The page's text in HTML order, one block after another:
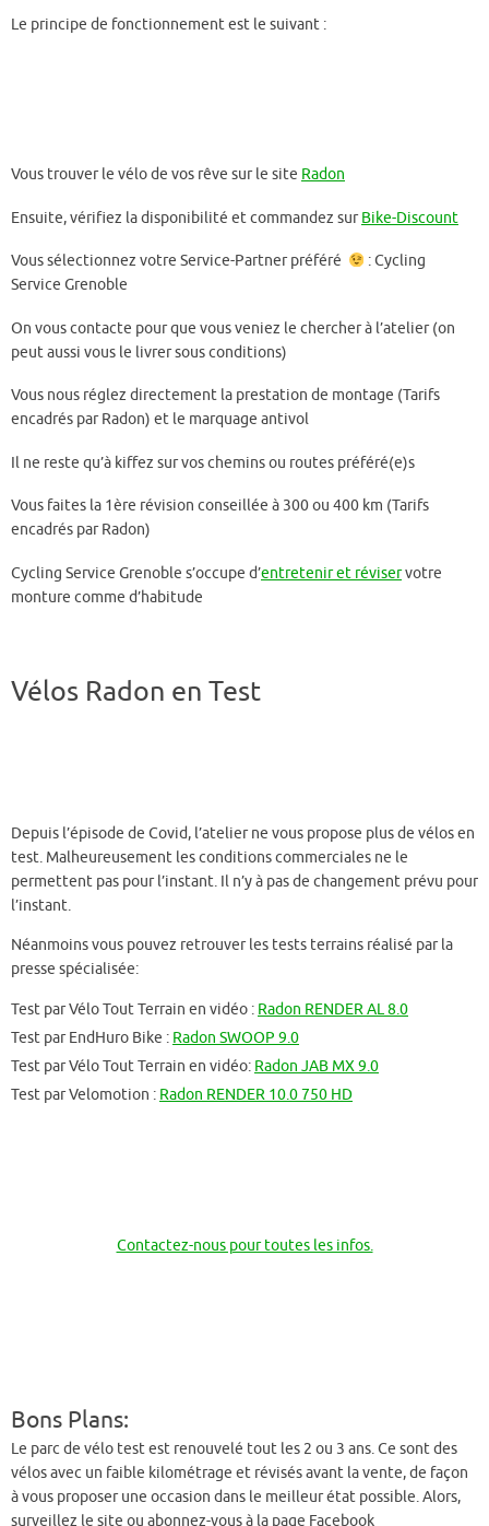
Le principe de fonctionnement est le suivant :
Vous trouver le vélo de vos rêve sur le site Radon
Ensuite, vérifiez la disponibilité et commandez surBike-Discount
Vous sélectionnez votre Service-Partner préféré
: Cycling
Service Grenoble
On vous contacte pour que vous veniez le chercher à l’atelier (on
peut aussi vous le livrer sous conditions)
Vous nous réglez directement la prestation de montage (Tarifs
encadrés par Radon) et le marquage antivol
Il ne reste qu’à kiffez sur vos chemins ou routes préféré(e)s
Vous faites la 1ère révision conseillée à 300 ou 400 km (Tarifs
encadrés par Radon)
Cycling Service Grenoble s’occupe d’entretenir et réviservotre
monture comme d’habitude
Vélos Radon en Test
Depuis l’épisode de Covid, l’atelier ne vous propose plus de vélos en
test. Malheureusement les conditions commerciales ne le
permettent pas pour l’instant. Il n’y à pas de changement prévu pour
l’instant.
Néanmoins vous pouvez retrouver les tests terrains réalisé par la
presse spécialisée:
Test par Vélo Tout Terrain en vidéo : Radon RENDER AL 8.0
Test par EndHuro Bike : Radon SWOOP 9.0
Test par Vélo Tout Terrain en vidéo: Radon JAB MX 9.0
Test par Velomotion : Radon RENDER 10.0 750 HD
Contactez-nous pour toutes les infos.
Bons Plans:
Le parc de vélo test est renouvelé tout les 2 ou 3 ans. Ce sont des
vélos avec un faible kilométrage et révisés avant la vente, de façon
à vous proposer une occasion dans le meilleur état possible. Alors,
surveillez le site ou abonnez-vous à la page Facebook